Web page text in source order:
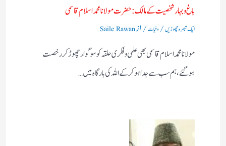
باغ وبہار شخصیت کے مالک :حضرت مولانا محمد اسلام قاسمی
ایک تبصرہ چھوڑیں/ وفیات/ ازSaile Rawan
مولانا محمد اسلام قاسمی بھی علمی وفکری حلقہ کو سوگوار چھوڑ کر رخصت
ہوگئے، ہم سب سے جدا ہو کر کے اللہ کی بارگاہ میں…